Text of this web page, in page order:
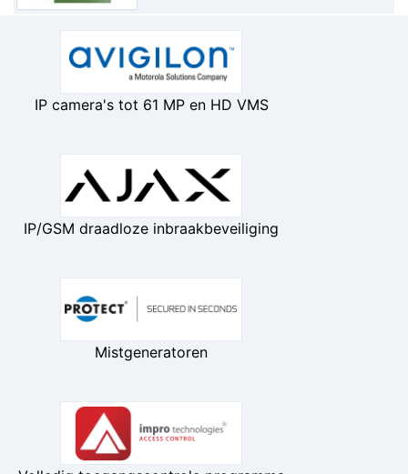
IP camera's tot 61 MP en HD VMS
IP/GSM draadloze inbraakbeveiliging
Mistgeneratoren